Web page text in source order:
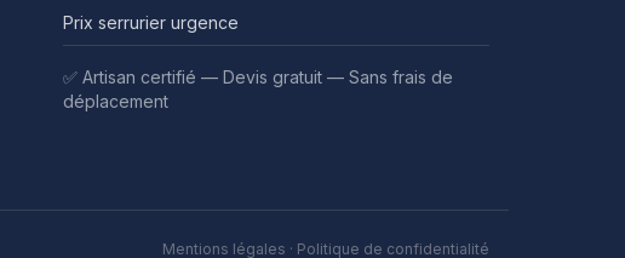
Prix serrurier urgence
✅ Artisan certifié — Devis gratuit — Sans frais de
déplacement
Mentions légales · Politique de confidentialité